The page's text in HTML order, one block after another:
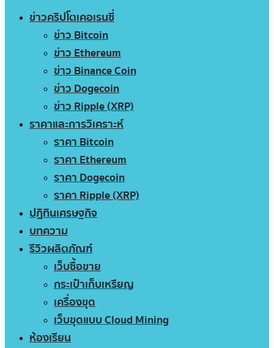
ข่าวคริปโตเคอเรนซี่
ข่าว Bitcoin
ข่าว Ethereum
ข่าว Binance Coin
ข่าว Dogecoin
ข่าว Ripple (XRP)
ราคาและการวิเคราะห์
ราคา Bitcoin
ราคา Ethereum
ราคา Dogecoin
ราคา Ripple (XRP)
ปฏิทินเศรษฐกิจ
บทความ
รีวิวผลิตภัณฑ์
เว็บซื้อขาย
กระเป๋าเก็บเหรียญ
เครื่องขุด
เว็บขุดแบบ Cloud Mining
ห้องเรียน